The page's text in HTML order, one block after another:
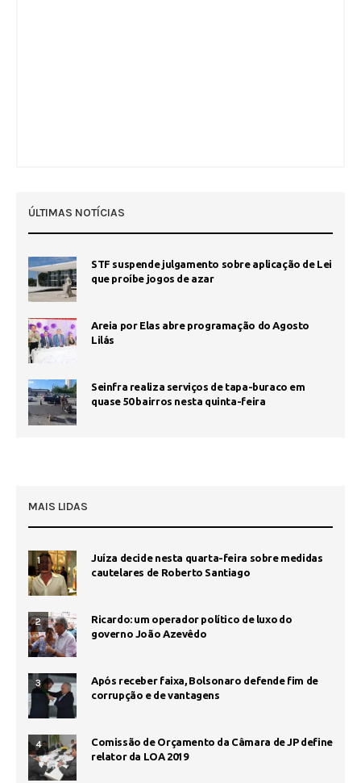
ÚLTIMAS NOTÍCIAS
STF suspende julgamento sobre aplicação de Lei
que proíbe jogos de azar
Areia por Elas abre programação do Agosto
Lilás
Seinfra realiza serviços de tapa-buraco em
quase 50 bairros nesta quinta-feira
MAIS LIDAS
1
Juíza decide nesta quarta-feira sobre medidas
cautelares de Roberto Santiago
2
Ricardo: um operador político de luxo do
governo João Azevêdo
3
Após receber faixa, Bolsonaro defende fim de
corrupção e de vantagens
4
Comissão de Orçamento da Câmara de JP define
relator da LOA 2019